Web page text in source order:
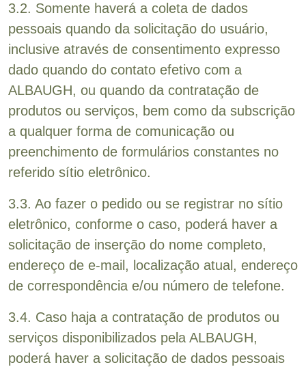
3.2. Somente haverá a coleta de dados
pessoais quando da solicitação do usuário,
inclusive através de consentimento expresso
dado quando do contato efetivo com a
ALBAUGH, ou quando da contratação de
produtos ou serviços, bem como da subscrição
a qualquer forma de comunicação ou
preenchimento de formulários constantes no
referido sítio eletrônico.
3.3. Ao fazer o pedido ou se registrar no sítio
eletrônico, conforme o caso, poderá haver a
solicitação de inserção do nome completo,
endereço de e-mail, localização atual, endereço
de correspondência e/ou número de telefone.
3.4. Caso haja a contratação de produtos ou
serviços disponibilizados pela ALBAUGH,
poderá haver a solicitação de dados pessoais